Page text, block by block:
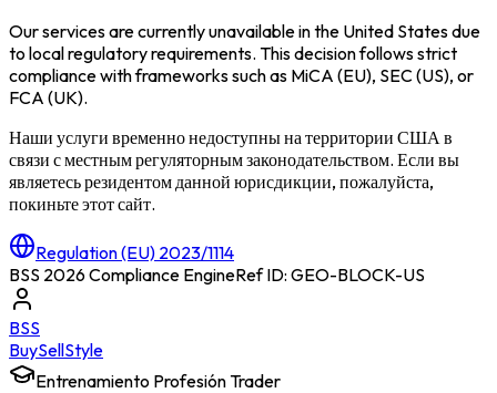
Our services are currently unavailable inthe United Statesdue
to local regulatory requirements. This decision follows strict
compliance with frameworks such as MiCA (EU), SEC (US), or
FCA (UK).
Наши услуги временно недоступны на территории США в
связи с местным регуляторным законодательством. Если вы
являетесь резидентом данной юрисдикции, пожалуйста,
покиньте этот сайт.
Regulation (EU) 2023/1114
BSS 2026 Compliance EngineRef ID: GEO-BLOCK-US
BSS
BuySellStyle
Entrenamiento Profesión Trader